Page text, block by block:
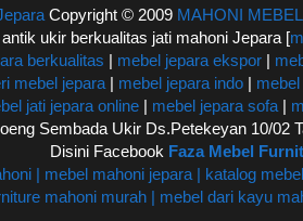
Copyright © 2009 MAHONI
ukir berkualitas jati mahoni Jepara [
berkualitas | mebel jepara ekspor |
mebel jepara | mebel jepara indo |
jati jepara online| mebel jepara sofa|
Sembada Ukir Ds.Petekeyan 10/02
Disini Facebook Faza Mebel
| mebel mahoni jepara | katalog
mahoni murah | mebel dari kayu